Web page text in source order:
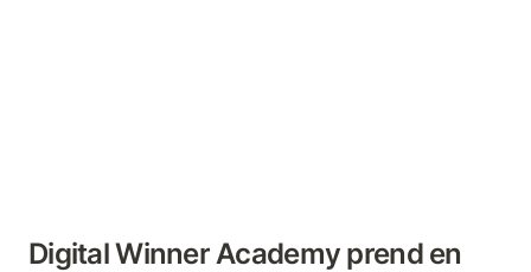
Digital Winner Academy prend en